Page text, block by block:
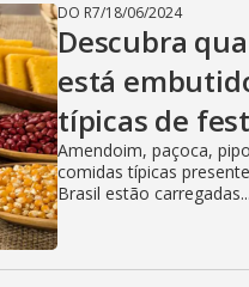
DO R7/18/06/2024
Descubra
está
típicas de
Amendoim, paçoca,
comidas típicas
Brasil estão carregadas...